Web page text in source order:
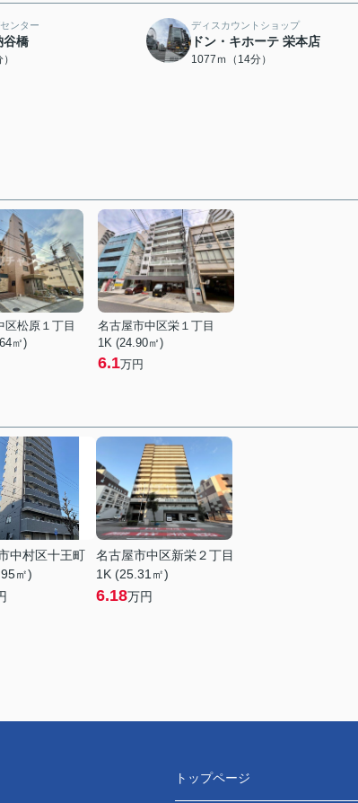
ンター
谷橋
ディスカウントショップ
ドン・キホーテ 栄本店
1077ｍ（14分）
区松原１丁目
㎡)
名古屋市中区栄１丁目
1K (24.90㎡)
6.1万円
中村区十王町
㎡)
名古屋市中区新栄２丁目
1K (25.31㎡)
6.18万円
トップページ